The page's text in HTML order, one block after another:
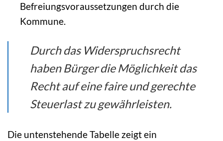
Befreiungsvoraussetzungen durch die
Kommune.
Durch das Widerspruchsrecht
haben Bürger die Möglichkeit das
Recht auf eine faire und gerechte
Steuerlast zu gewährleisten.
Die untenstehende Tabelle zeigt ein